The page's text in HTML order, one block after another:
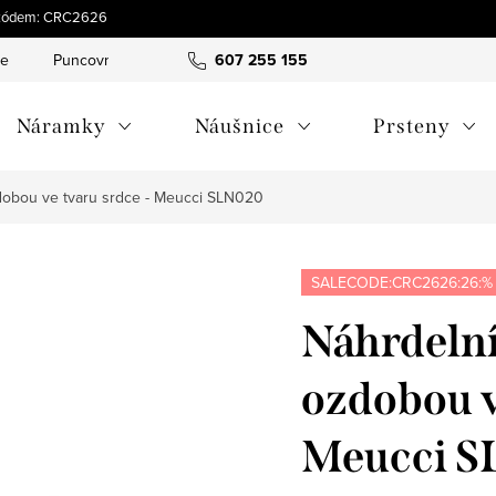
CRC2626
607 255 155
Puncovní značky Hodnocení obchodu
Náramky Náušnice Prsteny
ve tvaru srdce - Meucci SLN020
SALECODE:CRC2626:26:%
ozdobou
Meucci